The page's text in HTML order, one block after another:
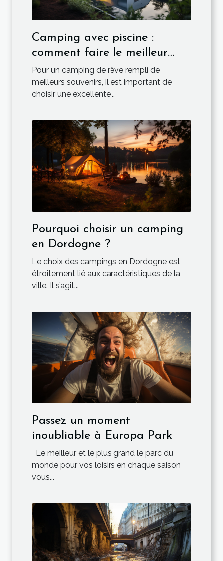
Camping avec piscine :
comment faire le meilleur
choix ?
Pour un camping de rêve rempli de
meilleurs souvenirs, il est important de
choisir une excellente...
Pourquoi choisir un camping
en Dordogne ?
Le choix des campings en Dordogne est
étroitement lié aux caractéristiques de la
ville. Il s’agit...
Passez un moment
inoubliable à Europa Park
Le meilleur et le plus grand le parc du
monde pour vos loisirs en chaque saison
vous...